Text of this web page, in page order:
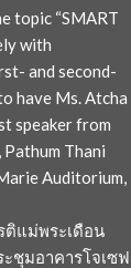
topic “SMART
with
and second-
have Ms. Atcha
speaker from
Thani
Auditorium,
แม่พระเดือน
ชุมอาคารโจเซฟ